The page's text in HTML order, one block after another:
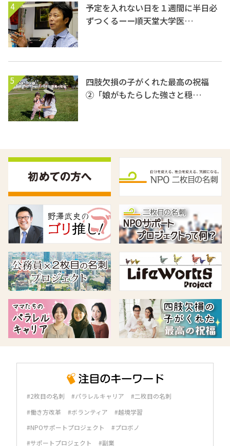
4
予定を入れない日を１週間に半日必
ずつくるーー順天堂大学医…
5
四肢欠損の子がくれた最高の祝福
②「娘がもたらした強さと穏…
#2枚目の名刺 #パラレルキャリア
#二枚目の名刺
#働き方改革
#ボランティア
#越境学習
#NPOサポートプロジェクト
#プロボノ
#サポートプロジェクト
#副業